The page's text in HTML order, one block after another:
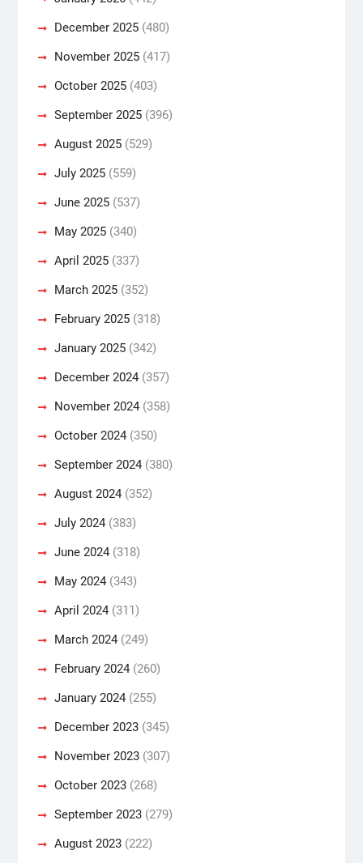
December 2025(480)
November 2025(417)
October 2025(403)
September 2025(396)
August 2025(529)
July 2025(559)
June 2025(537)
May 2025(340)
April 2025(337)
March 2025(352)
February 2025(318)
January 2025(342)
December 2024(357)
November 2024(358)
October 2024(350)
September 2024(380)
August 2024(352)
July 2024(383)
June 2024(318)
May 2024(343)
April 2024(311)
March 2024(249)
February 2024(260)
January 2024(255)
December 2023(345)
November 2023(307)
October 2023(268)
September 2023(279)
August 2023(222)